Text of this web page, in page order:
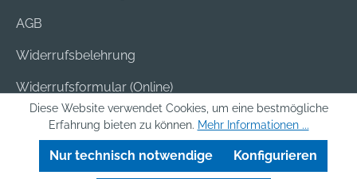
AGB
Widerrufsbelehrung
Widerrufsformular (Online)
Versand & Bezahlung
Batterieentsorgung
Diese Website verwendet Cookies, um eine bestmögliche
Erfahrung bieten zu können. Mehr Informationen ...
Nur technisch notwendige Konfigurieren